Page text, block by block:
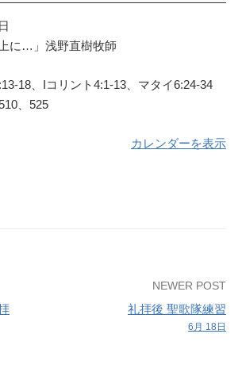
に…」浅野直樹牧師
18、Iコリント4:1-13、マタイ6:24-34
、525
カレンダーを表示
NEWER POST
礼拝後 聖歌隊練習
6月 18日